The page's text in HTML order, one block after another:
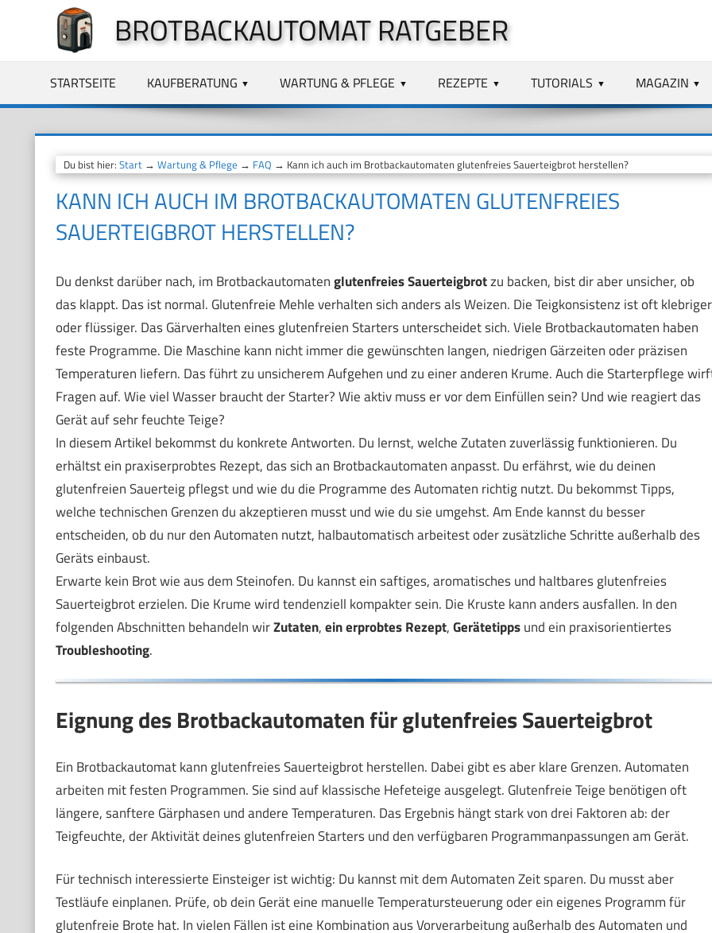
springen
BROTBACKAUTOMAT RATGEBER
STARTSEITE KAUFBERATUNG WARTUNG & PFLEGE REZEPTE TUTORIALS MAGAZIN
Du bist hier: Start→ Wartung & Pflege → FAQ → Kann ich auch im Brotbackautomaten glutenfreies Sauerteigbrot herstellen?
KANN ICH AUCH IM BROTBACKAUTOMATEN GLUTENFREIES
SAUERTEIGBROT HERSTELLEN?
Du denkst darüber nach, im Brotbackautomatenglutenfreies Sauerteigbrotzu backen, bist dir aber unsicher, ob
das klappt. Das ist normal. Glutenfreie Mehle verhalten sich anders als Weizen. Die Teigkonsistenz ist oft klebriger
oder flüssiger. Das Gärverhalten eines glutenfreien Starters unterscheidet sich. Viele Brotbackautomaten haben
feste Programme. Die Maschine kann nicht immer die gewünschten langen, niedrigen Gärzeiten oder präzisen
Temperaturen liefern. Das führt zu unsicherem Aufgehen und zu einer anderen Krume. Auch die Starterpflege
Fragen auf. Wie viel Wasser braucht der Starter? Wie aktiv muss er vor dem Einfüllen sein? Und wie reagiert das
Gerät auf sehr feuchte Teige?
In diesem Artikel bekommst du konkrete Antworten. Du lernst, welche Zutaten zuverlässig funktionieren. Du
erhältst ein praxiserprobtes Rezept, das sich an Brotbackautomaten anpasst. Du erfährst, wie du deinen
glutenfreien Sauerteig pflegst und wie du die Programme des Automaten richtig nutzt. Du bekommst Tipps,
welche technischen Grenzen du akzeptieren musst und wie du sie umgehst. Am Ende kannst du besser
entscheiden, ob du nur den Automaten nutzt, halbautomatisch arbeitest oder zusätzliche Schritte außerhalb des
Geräts einbaust.
Erwarte kein Brot wie aus dem Steinofen. Du kannst ein saftiges, aromatisches und haltbares glutenfreies
Sauerteigbrot erzielen. Die Krume wird tendenziell kompakter sein. Die Kruste kann anders ausfallen. In den
folgenden Abschnitten behandeln wirZutaten,ein erprobtes Rezept,Gerätetippsund ein praxisorientiertes
Troubleshooting.
Eignung des Brotbackautomaten für glutenfreies Sauerteigbrot
Ein Brotbackautomat kann glutenfreies Sauerteigbrot herstellen. Dabei gibt es aber klare Grenzen. Automaten
arbeiten mit festen Programmen. Sie sind auf klassische Hefeteige ausgelegt. Glutenfreie Teige benötigen oft
längere, sanftere Gärphasen und andere Temperaturen. Das Ergebnis hängt stark von drei Faktoren ab: der
Teigfeuchte, der Aktivität deines glutenfreien Starters und den verfügbaren Programmanpassungen am Gerät.
Für technisch interessierte Einsteiger ist wichtig: Du kannst mit dem Automaten Zeit sparen. Du musst aber
Testläufe einplanen. Prüfe, ob dein Gerät eine manuelle Temperatursteuerung oder ein eigenes Programm für
glutenfreie Brote hat. In vielen Fällen ist eine Kombination aus Vorverarbeitung außerhalb des Automaten und